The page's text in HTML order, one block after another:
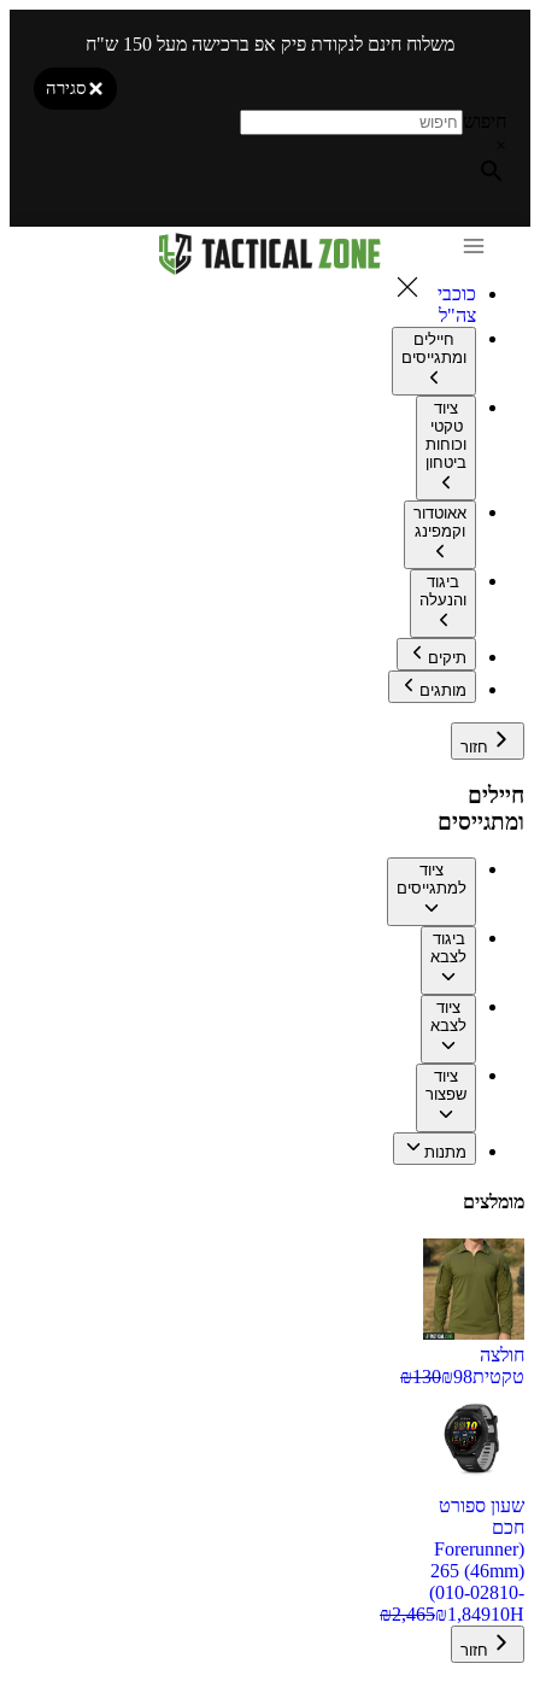
משלוח חינם לנקודת פיק אפ ברכישה מעל 150 ש"ח
סגירה
כוכבי
צה"ל
חיילים
ומתגייסים
ציוד
טקטי
וכוחות
ביטחון
אאוטדור
וקמפינג
ביגוד
והנעלה
תיקים
מותגים
חזור
חיילים
ומתגייסים
ציוד
למתגייסים
ביגוד
לצבא
ציוד
לצבא
ציוד
שפצור
מתנות
מומלצים
חולצה
טקטית
₪98
₪130
שעון ספורט
חכם
(Forerunner
265 (46mm)
(010-02810-
10H
₪1,849
₪2,465
חזור